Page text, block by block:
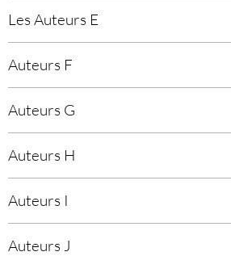
Les Auteurs E
Auteurs F
Auteurs G
Auteurs H
Auteurs I
Auteurs J